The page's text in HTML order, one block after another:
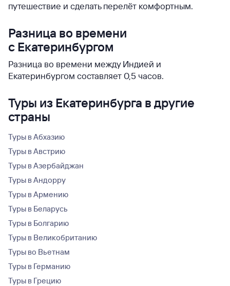
путешествие и сделать перелёт комфортным.
Разница во времени
с Екатеринбургом
Разница во времени между Индией и
Екатеринбургом составляет 0,5 часов.
Туры из Екатеринбурга в другие
страны
Туры в Абхазию
Туры в Австрию
Туры в Азербайджан
Туры в Андорру
Туры в Армению
Туры в Беларусь
Туры в Болгарию
Туры в Великобританию
Туры во Вьетнам
Туры в Германию
Туры в Грецию